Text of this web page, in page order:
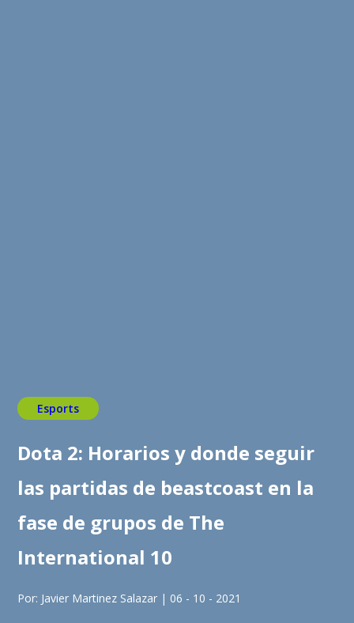
Esports
Dota 2: Horarios y donde seguir
las partidas de beastcoast en la
fase de grupos de The
International 10
Por: Javier Martinez Salazar | 06 - 10 - 2021